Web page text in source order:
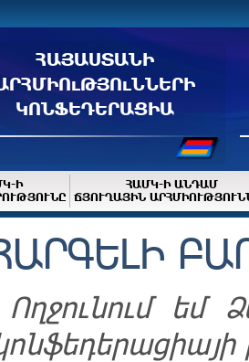
ՀԱՅԱՍՏԱՆԻ
ԿՈՆՖԵԴԵՐԱՑԻԱ
Ի
ՀԱՄԿ-Ի ԱՆԴԱՄ
ՃՅՈՒՂԱՅԻՆ
Ողջունում եմ